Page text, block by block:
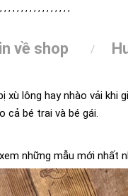
, , , , , , , , , , , , , , , ,
về shop
lông hay nhào vải khi
cả bé trai và bé gái.
những mẫu mới nhất